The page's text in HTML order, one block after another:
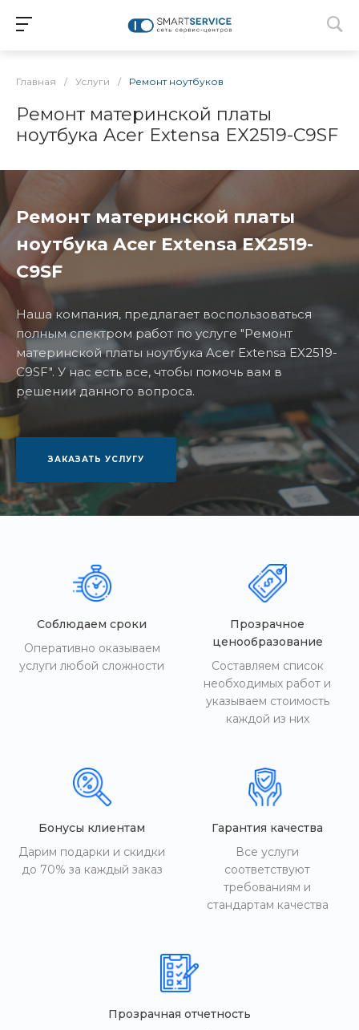
Главная / Услуги / Ремонт ноутбуков
Ремонт материнской платы
ноутбука Acer Extensa EX2519-C9SF
Ремонт материнской платы
ноутбука Acer Extensa EX2519-
C9SF
Наша компания, предлагает воспользоваться
полным спектром работ по услуге "Ремонт
материнской платы ноутбука Acer Extensa EX2519-
C9SF". У нас есть все, чтобы помочь вам в
решении данного вопроса.
ЗАКАЗАТЬ УСЛУГУ
Соблюдаем сроки
Оперативно оказываем
услуги любой сложности
Прозрачное
ценообразование
Составляем список
необходимых работ и
указываем стоимость
каждой из них
Бонусы клиентам
Дарим подарки и скидки
до 70% за каждый заказ
Гарантия качества
Все услуги
соответствуют
требованиям и
стандартам качества
Прозрачная отчетность